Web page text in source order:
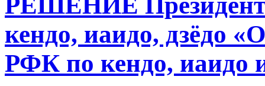
кендо, иаидо, дзёдо
РФК по кендо, иаидо